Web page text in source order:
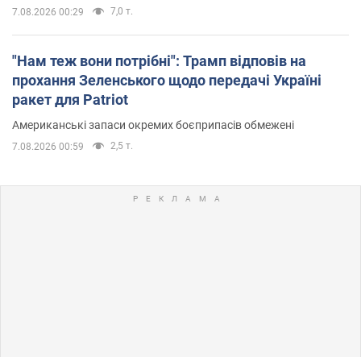
7.08.2026 00:29 7,0 т.
"Нам теж вони потрібні": Трамп відповів на
прохання Зеленського щодо передачі Україні
ракет для Patriot
Американські запаси окремих боєприпасів обмежені
7.08.2026 00:59 2,5 т.